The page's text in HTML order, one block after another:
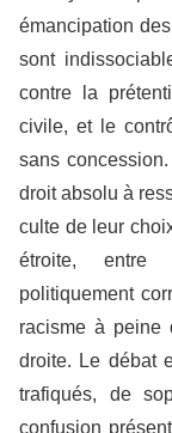
émancipation
sont
contre la
civile, et le
sans
droit absolu à
culte de leur
étroite, entre
politiquement
racisme à peine
droite. Le débat
trafiqués, de
confusion